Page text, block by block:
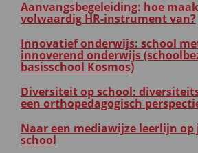
Aanvangsbegeleiding: hoe
volwaardig HR-instrument van?
Innovatief onderwijs: school
innoverend onderwijs
basisschool Kosmos)
Diversiteit op school:
een orthopedagogisch
Naar een mediawijze leerlijn op
school